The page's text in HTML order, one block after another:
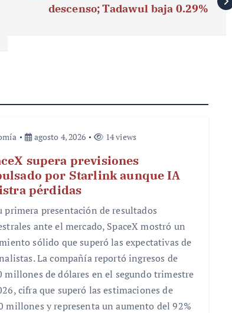
descenso; Tadawul baja 0.29%
agosto 4, 2026 14 views
supera previsiones
por Starlink aunque IA
pérdidas
primera presentación de resultados
ante el mercado, SpaceX mostró un
sólido que superó las expectativas de
La compañía reportó ingresos de
millones de dólares en el segundo trimestre
cifra que superó las estimaciones de
millones y representa un aumento del 92%